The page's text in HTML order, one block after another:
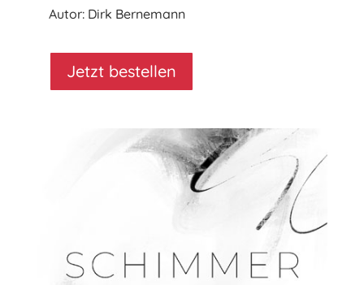
Autor: Dirk Bernemann
Jetzt bestellen